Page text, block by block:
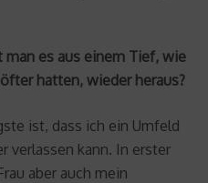
es aus einem Tief, wie
hatten, wieder heraus?
ist, dass ich ein Umfeld
verlassen kann. In erster
aber auch mein